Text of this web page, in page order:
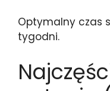
Optymalny czas
tygodni.